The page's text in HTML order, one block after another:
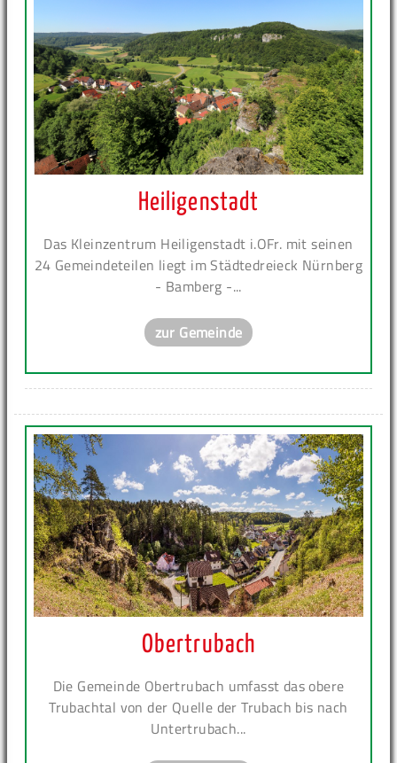
Heiligenstadt
Das Kleinzentrum Heiligenstadt i.OFr. mit seinen
24 Gemeindeteilen liegt im Städtedreieck Nürnberg
- Bamberg -...
zur Gemeinde
Obertrubach
Die Gemeinde Obertrubach umfasst das obere
Trubachtal von der Quelle der Trubach bis nach
Untertrubach...